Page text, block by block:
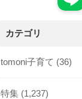
カテゴリ
tomoni子育て (36)
特集 (1,237)